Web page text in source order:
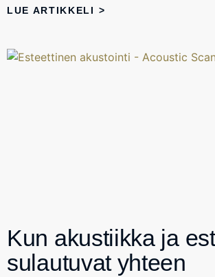
LUE ARTIKKELI >
Kun akustiikka ja
sulautuvat yhteen